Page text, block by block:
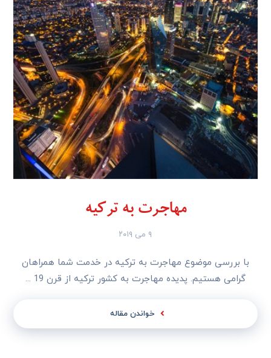
مهاجرت به ترکیه
۹ می ۲۰۱۹
با بررسی موضوع مهاجرت به ترکیه در خدمت شما همراهان
گرامی هستیم. پدیده مهاجرت به کشور ترکیه از قرن 19 ...
خواندن مقاله